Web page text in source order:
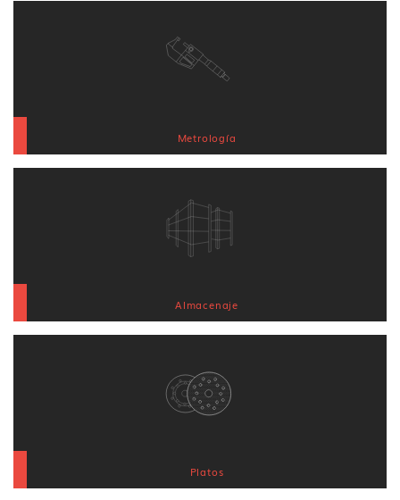
Metrología
Almacenaje
Platos